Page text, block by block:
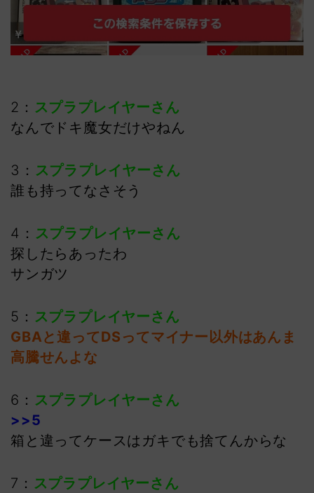
2： スプラプレイヤーさん
なんでドキ魔女だけやねん
3： スプラプレイヤーさん
誰も持ってなさそう
4： スプラプレイヤーさん
探したらあったわ
サンガツ
5： スプラプレイヤーさん
GBAと違ってDSってマイナー以外はあんま
高騰せんよな
6： スプラプレイヤーさん
>>5
箱と違ってケースはガキでも捨てんからな
7： スプラプレイヤーさん